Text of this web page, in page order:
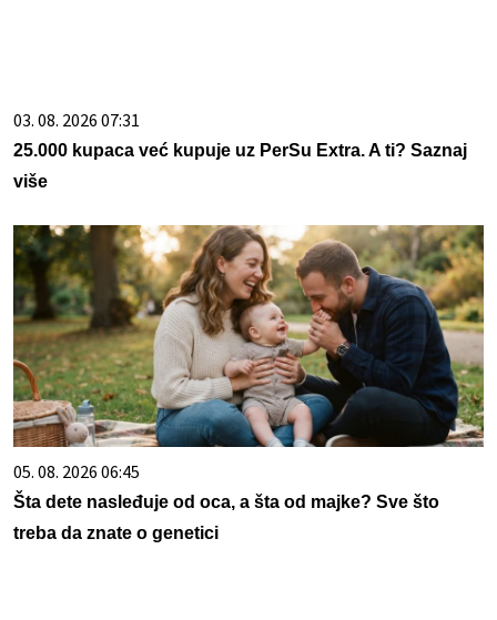
03. 08. 2026 07:31
25.000 kupaca već kupuje uz PerSu Extra. A ti? Saznaj
više
05. 08. 2026 06:45
Šta dete nasleđuje od oca, a šta od majke? Sve što
treba da znate o genetici